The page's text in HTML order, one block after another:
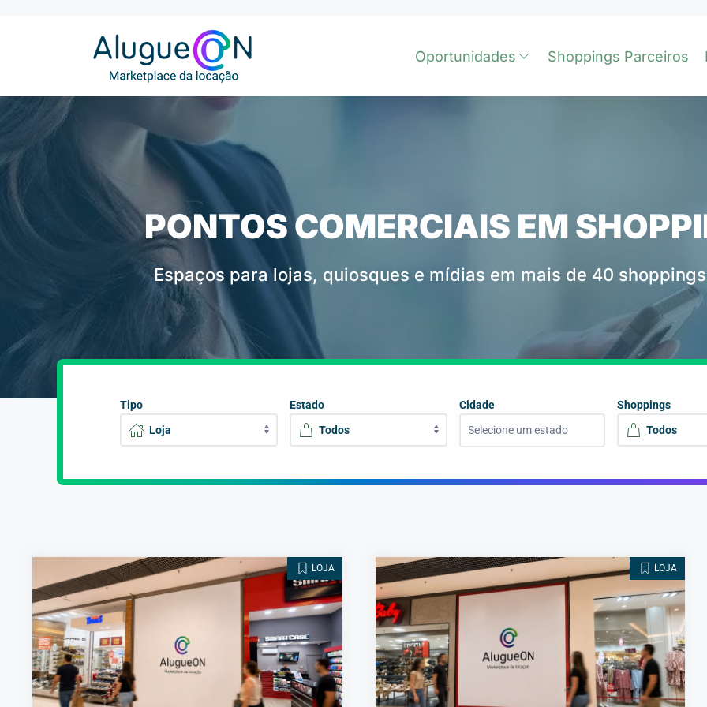
Oportunidades Shoppings Parceiros
PONTOS COMERCIAIS EM
Espaços para lojas, quiosques e mídias em mais de 40
Tipo Estado
Cidade
Selecione um estado
Shoppings
LOJA LOJA